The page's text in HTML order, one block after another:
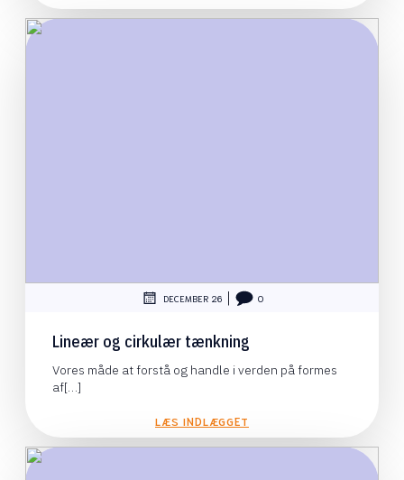
DECEMBER 26 0
Lineær og cirkulær tænkning
Vores måde at forstå og handle i verden på formes
af[…]
LÆS INDLÆGGET